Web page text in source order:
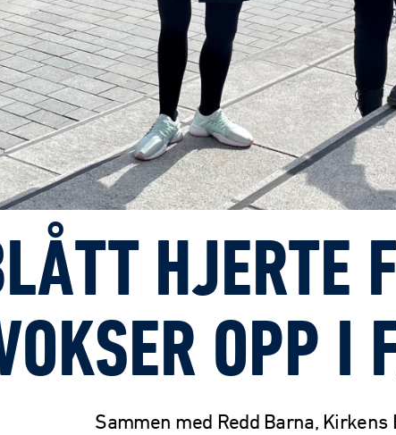
HJERTE
OPP I
Sammen med Redd Barna, Kirkens